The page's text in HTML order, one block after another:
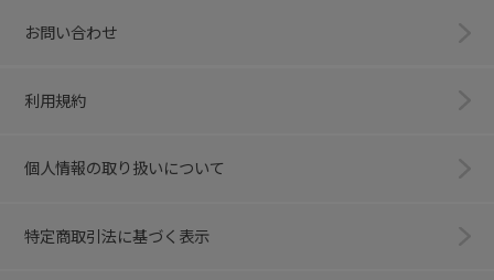
お問い合わせ
利用規約
個人情報の取り扱いについて
特定商取引法に基づく表示